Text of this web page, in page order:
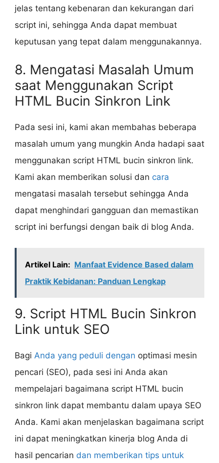
jelas tentang kebenaran dan kekurangan dari
script ini, sehingga Anda dapat membuat
keputusan yang tepat dalam menggunakannya.
8. Mengatasi Masalah Umum
saat Menggunakan Script
HTML Bucin Sinkron Link
Pada sesi ini, kami akan membahas beberapa
masalah umum yang mungkin Anda hadapi saat
menggunakan script HTML bucin sinkron link.
Kami akan memberikan solusi dan cara
mengatasi masalah tersebut sehingga Anda
dapat menghindari gangguan dan memastikan
script ini berfungsi dengan baik di blog Anda.
Artikel Lain: Manfaat Evidence Based dalam
Praktik Kebidanan: Panduan Lengkap
9. Script HTML Bucin Sinkron
Link untuk SEO
Bagi Anda yang peduli dengan optimasi mesin
pencari (SEO), pada sesi ini Anda akan
mempelajari bagaimana script HTML bucin
sinkron link dapat membantu dalam upaya SEO
Anda. Kami akan menjelaskan bagaimana script
ini dapat meningkatkan kinerja blog Anda di
hasil pencarian dan memberikan tips untuk